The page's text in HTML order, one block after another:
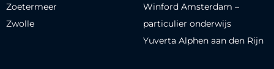
Zoetermeer
Zwolle
Winford Amsterdam –
particulier onderwijs
Yuverta Alphen aan den Rijn